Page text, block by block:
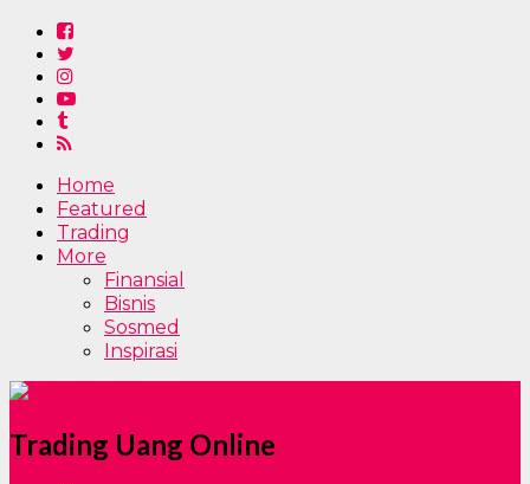
Home
Featured
Trading
More
Finansial
Bisnis
Sosmed
Inspirasi
Trading Uang Online